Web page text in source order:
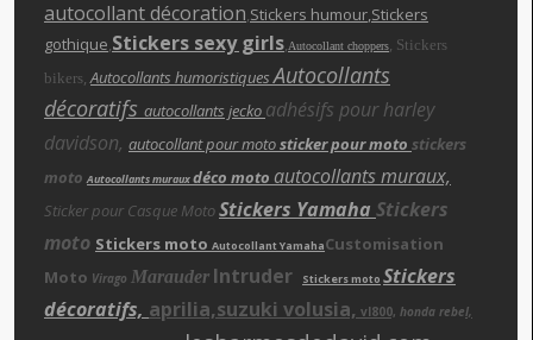
autocollant décoration Stickers humour ,Stickers
gothique Stickers sexy girls Autocollant choppers
Stickers
bikers Autocollants humoristiquesAutocollants
décoratifs autocollants jecko adhésifs pour harley
davidson, autocollant pour motosticker pour moto stickers
moto Autocollants murauxdéco moto autocollants muraux,
Sticker pour Casque MotoStickers Yamaha Stickers
moto Stickers moto Autocollant YamahaCustomisation
Moto Virago Marauder Intruder Stickers moto Stickers
décoratifs, aprilia,suzuki volusia, vl800, honda rebel,